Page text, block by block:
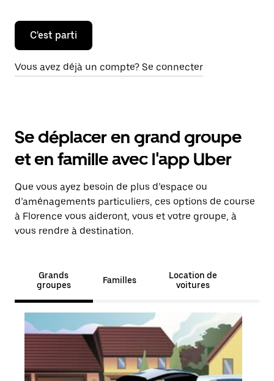
C'est parti
Vous avez déjà un compte? Se connecter
Se déplacer en grand groupe
et en famille avec l'app Uber
Que vous ayez besoin de plus d’espace ou
d’aménagements particuliers, ces options de course
à Florence vous aideront, vous et votre groupe, à
vous rendre à destination.
Grands
groupes
Familles
Location de
voitures